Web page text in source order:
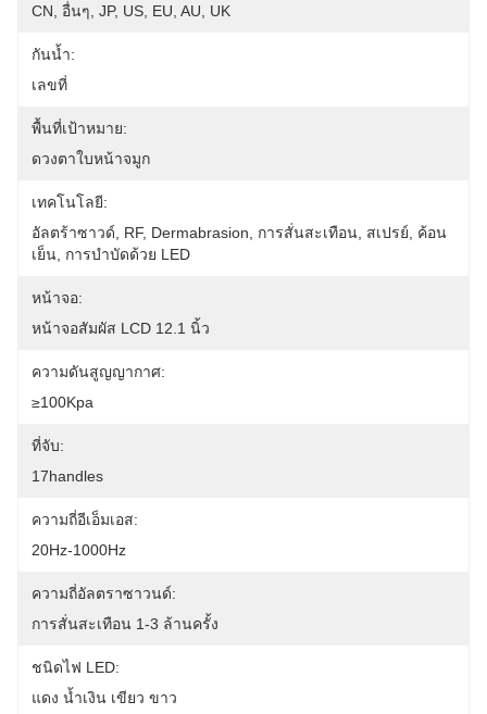
CN, อื่นๆ, JP, US, EU, AU, UK
กันน้ำ:
เลขที่
พื้นที่เป้าหมาย:
ดวงตาใบหน้าจมูก
เทคโนโลยี:
อัลตร้าซาวด์, RF, Dermabrasion, การสั่นสะเทือน, สเปรย์, ค้อน
เย็น, การบำบัดด้วย LED
หน้าจอ:
หน้าจอสัมผัส LCD 12.1 นิ้ว
ความดันสูญญากาศ:
≥100Kpa
ที่จับ:
17handles
ความถี่อีเอ็มเอส:
20Hz-1000Hz
ความถี่อัลตราซาวนด์:
การสั่นสะเทือน 1-3 ล้านครั้ง
ชนิดไฟ LED:
แดง น้ำเงิน เขียว ขาว